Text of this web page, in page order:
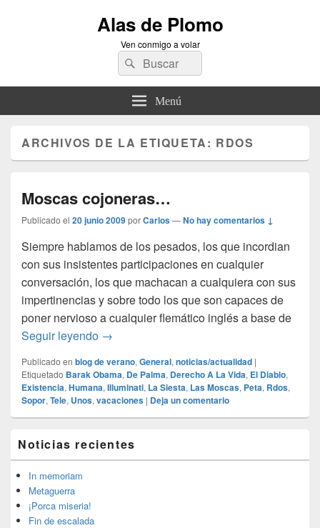
Alas de Plomo
Ven conmigo a volar
Buscar
por:
Buscar
Menú
ARCHIVOS DE LA ETIQUETA: RDOS
Moscas cojoneras…
Publicado el 20 junio 2009porCarlos—No hay comentarios ↓
Siempre hablamos de los pesados, los que incordian
con sus insistentes participaciones en cualquier
conversación, los que machacan a cualquiera con sus
impertinencias y sobre todo los que son capaces de
poner nervioso a cualquier flemático inglés a base de
Seguir leyendo Moscas cojoneras…
→
Publicado en blog de verano, General, noticias/actualidad |
Etiquetado Barak Obama, De Palma, Derecho A La Vida, El Diablo,
Existencia, Humana, Illuminati, La Siesta, Las Moscas, Peta, Rdos,
Sopor, Tele, Unos, vacaciones | Deja un comentario
área
de
widget
barra
lateral
primaria
Noticias recientes
In memoriam
Metaguerra
¡Porca miseria!
Fin de escalada